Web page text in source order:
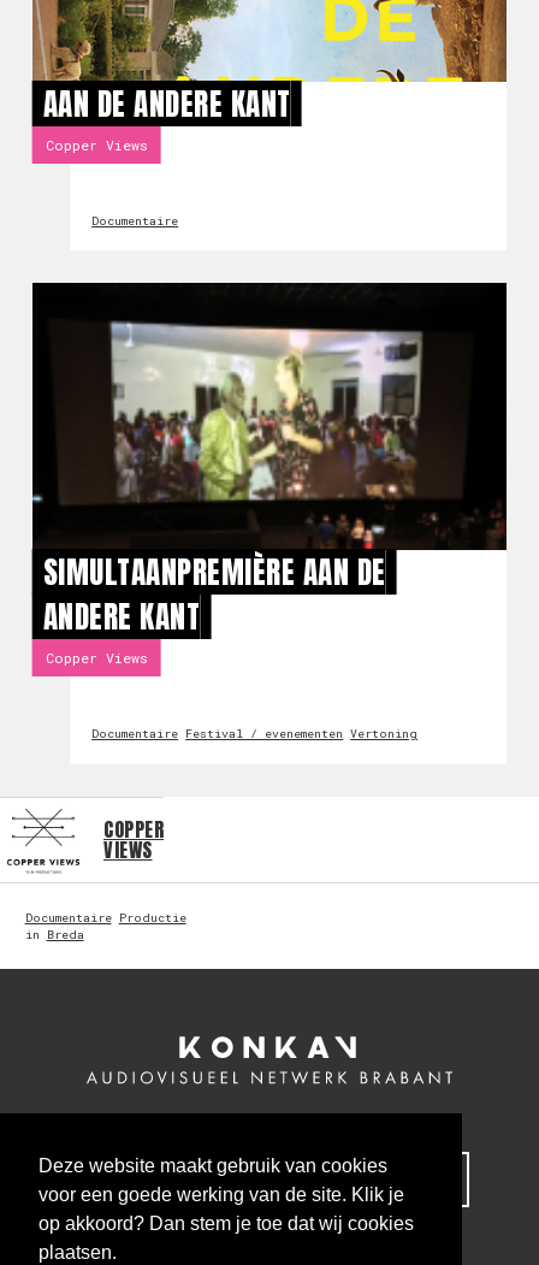
Deze website maakt gebruik van cookies
voor een goede werking van de site. Klik je
op akkoord? Dan stem je toe dat wij cookies
plaatsen.
AAN DE ANDERE KANT
Copper Views
Documentaire
SIMULTAANPREMIÈRE AAN DE
ANDERE KANT
Copper Views
Documentaire Festival / evenementen Vertoning
COPPER
VIEWS
Documentaire Productie
in
Breda
MELD JE NU AAN VOOR ONZE NIEUWSBRIEF